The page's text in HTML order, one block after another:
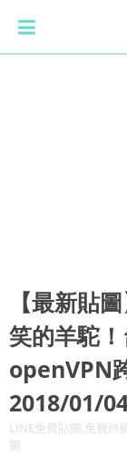
【最新貼
笑的羊駝
openVPN
2018/01/
LINE免費貼圖,免費跨
圖